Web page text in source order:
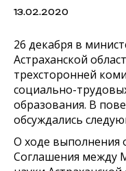
13.02.2020
26 декабря в
Астраханской
трехсторонней
социально-
образования. В
обсуждались
О ходе выполнения
Соглашения между